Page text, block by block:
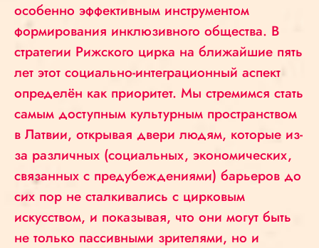
особенно эффективным инструментом
формирования инклюзивного общества. В
стратегии Рижского цирка на ближайшие пять
лет этот социально-интеграционный аспект
определён как приоритет. Мы стремимся стать
самым доступным культурным пространством
в Латвии, открывая двери людям, которые из-
за различных (социальных, экономических,
связанных с предубеждениями) барьеров до
сих пор не сталкивались с цирковым
искусством, и показывая, что они могут быть
не только пассивными зрителями, но и